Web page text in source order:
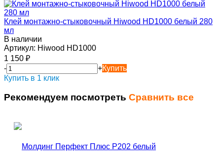
Клей монтажно-стыковочный Hiwood HD1000 белый 280
мл
В наличии
Артикул: Hiwood HD1000
1 150 ₽
-
+Купить
Купить в 1 клик
Рекомендуем посмотреть Сравнить все